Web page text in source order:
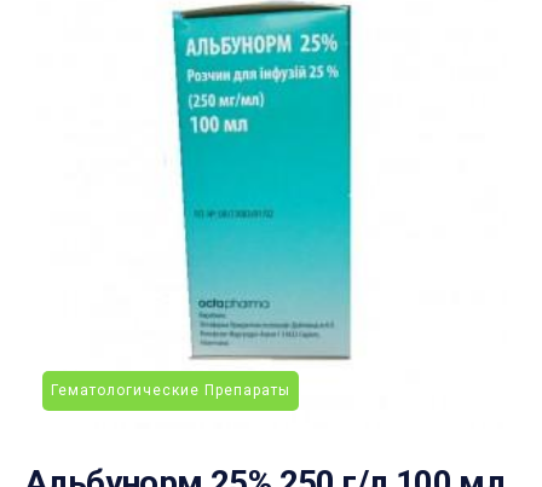
Гематологические Препараты